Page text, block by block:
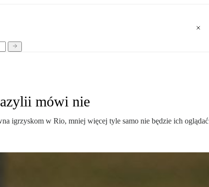
mówi nie
igrzyskom w Rio, mniej więcej tyle samo nie będzie ich oglądać